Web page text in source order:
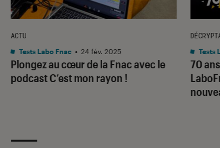
Plongez au cœur de la Fnac avec le
podcast C’est mon rayon !
ACTU
Tests Labo Fnac • 24 fév. 2025
70
Tests